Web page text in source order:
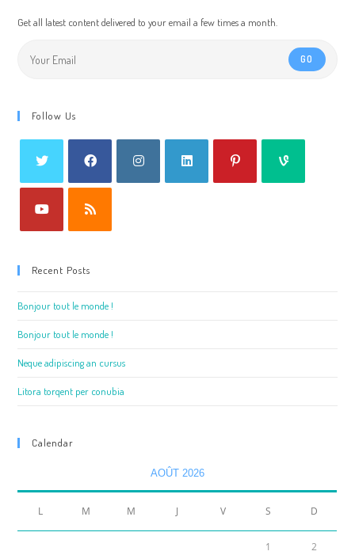
Get all latest content delivered to your email a few times a month.
GO
Follow Us
Recent Posts
Bonjour tout le monde !
Bonjour tout le monde !
Neque adipiscing an cursus
Litora torqent per conubia
Calendar
AOÛT 2026
L M M J V S D
1 2